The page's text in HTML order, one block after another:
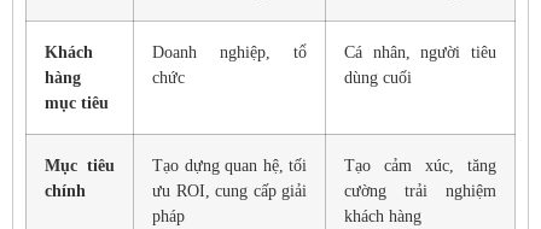
Khách
hàng
mục tiêu
Doanh nghiệp, tổ
chức
Cá nhân, người tiêu
dùng cuối
Mục tiêu
chính
Tạo dựng quan hệ, tối
ưu ROI, cung cấp giải
pháp
Tạo cảm xúc, tăng
cường trải nghiệm
khách hàng